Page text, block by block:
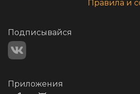
Правила и
Подписывайся
Приложения